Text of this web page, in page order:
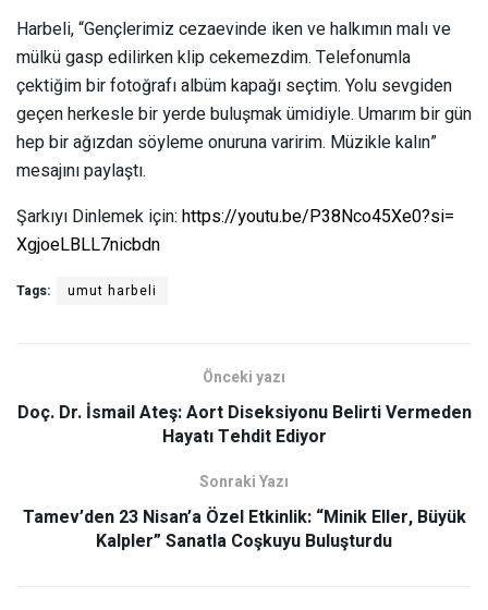
Harbeli, “Gençlerimiz cezaevinde iken ve halkımın malı ve
mülkü gasp edilirken klip cekemezdim. Telefonumla
çektiğim bir fotoğrafı albüm kapağı seçtim. Yolu sevgiden
geçen herkesle bir yerde buluşmak ümidiyle. Umarım bir gün
hep bir ağızdan söyleme onuruna varirim. Müzikle kalın”
mesajını paylaştı.
Şarkıyı Dinlemek için: https://youtu.be/P38Nco45Xe0?si=
XgjoeLBLL7nicbdn
Tags: umut harbeli
Önceki yazı
Doç. Dr. İsmail Ateş: Aort Diseksiyonu Belirti Vermeden
Hayatı Tehdit Ediyor
Sonraki Yazı
Tamev’den 23 Nisan’a Özel Etkinlik: “Minik Eller, Büyük
Kalpler” Sanatla Coşkuyu Buluşturdu